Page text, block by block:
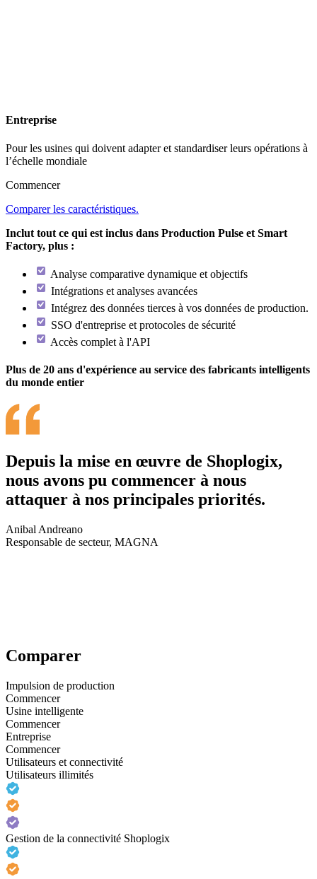
Entreprise
Pour les usines qui doivent adapter et standardiser leurs opérations à
l’échelle mondiale
Commencer
Comparer les caractéristiques.
Inclut tout ce qui est inclus dans Production Pulse et Smart
Factory, plus :
Analyse comparative dynamique et objectifs
Intégrations et analyses avancées
Intégrez des données tierces à vos données de production.
SSO d'entreprise et protocoles de sécurité
Accès complet à l'API
Plus de 20 ans d'expérience au service des fabricants intelligents
du monde entier
Depuis la mise en œuvre de Shoplogix,
nous avons pu commencer à nous
attaquer à nos principales priorités.
Anibal Andreano
Responsable de secteur, MAGNA
Comparer
Impulsion de production
Commencer
Usine intelligente
Commencer
Entreprise
Commencer
Utilisateurs et connectivité
Utilisateurs illimités
Gestion de la connectivité Shoplogix